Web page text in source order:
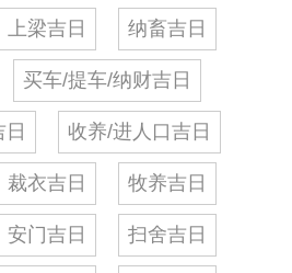
上梁吉日 纳畜吉日
买车/提车/纳财吉日
收养/进人口吉日
裁衣吉日 牧养吉日
安门吉日 扫舍吉日